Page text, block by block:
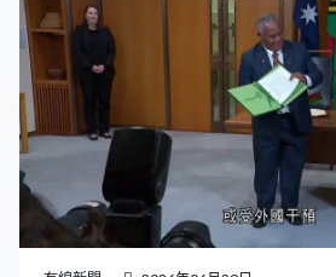
萬億元，同比分別增長8.9%和7.3%。